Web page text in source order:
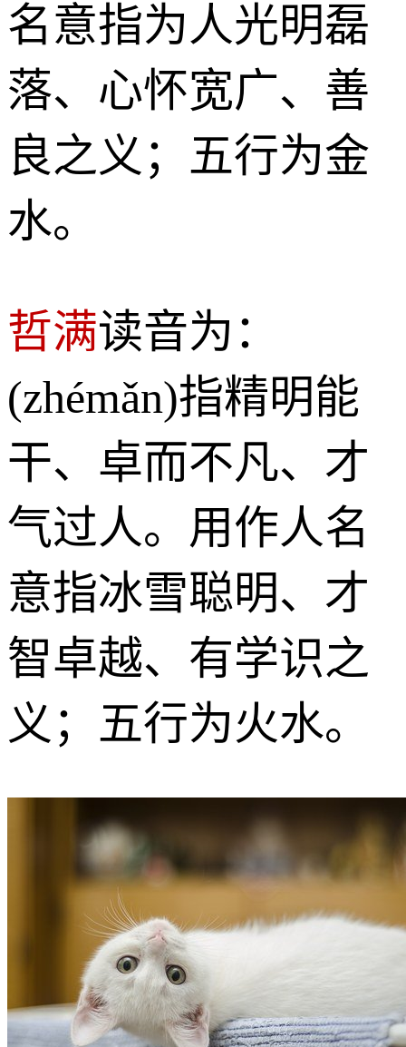
名意指为人光明磊
落、心怀宽广、善
良之义；五行为金
水。
哲满读音为：
(zhémǎn)指精明能
干、卓而不凡、才
气过人。用作人名
意指冰雪聪明、才
智卓越、有学识之
义；五行为火水。